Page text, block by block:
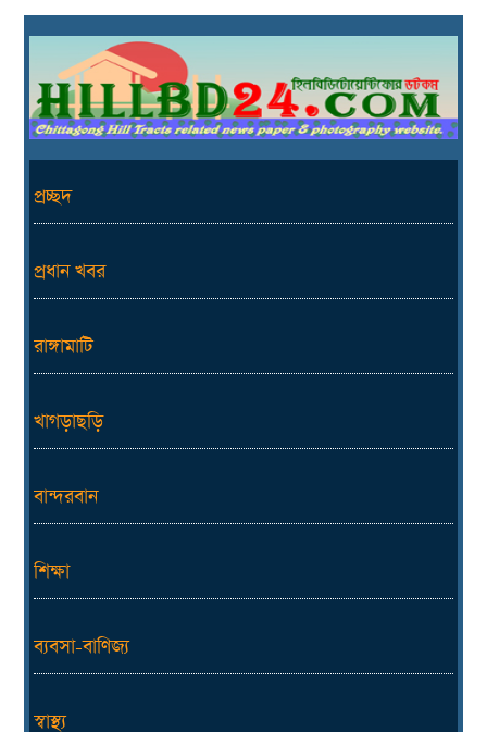
প্রচ্ছদ
প্রধান খবর
রাঙ্গামাটি
খাগড়াছড়ি
বান্দরবান
শিক্ষা
ব্যবসা-বাণিজ্য
স্বাস্থ্য